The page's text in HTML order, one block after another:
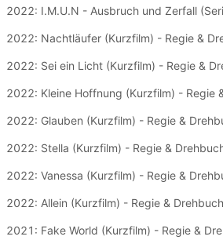
2022: I.M.U.N - Ausbruch und Zerfall
2022: Nachtläufer (Kurzfilm) - Regie &
2022: Sei ein Licht (Kurzfilm) - Regie &
2022: Kleine Hoffnung (Kurzfilm) - Regie
2022: Glauben (Kurzfilm) - Regie &
2022: Stella (Kurzfilm) - Regie &
2022: Vanessa (Kurzfilm) - Regie &
2022: Allein (Kurzfilm) - Regie &
2021: Fake World (Kurzfilm) - Regie &